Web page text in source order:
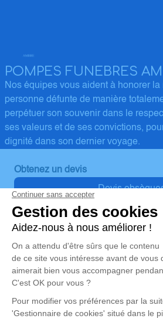
POMPES FUNEBRES
Nos équipes vous aident à honorer
personne défunte de manière
perpétuer son souvenir dans le
ses valeurs et de ses convictions,
dignité dans son dernier voyage.
Obtenez un devis
Devis
Devis
Nos Services
Organiser des obsèques
Marbrerie Funéraire
Services aux familles
agence